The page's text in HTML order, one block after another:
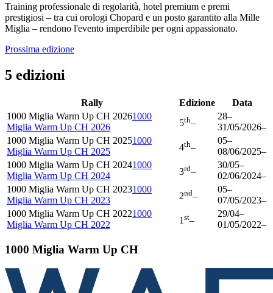
Training professionale di regolarità, hotel premium e premi
prestigiosi – tra cui orologi Chopard e un posto garantito alla Mille
Miglia – rendono l'evento imperdibile per ogni appassionato.
Prossima edizione
5 edizioni
Rally Edizione
Data
1000 Miglia Warm Up CH 20261000
Miglia Warm Up CH 2026
5th–
28–
31/05/2026–
1000 Miglia Warm Up CH 20251000
Miglia Warm Up CH 2025
4th–
05–
08/06/2025–
1000 Miglia Warm Up CH 20241000
Miglia Warm Up CH 2024
3rd–
30/05–
02/06/2024–
1000 Miglia Warm Up CH 20231000
Miglia Warm Up CH 2023
2nd–
05–
07/05/2023–
1000 Miglia Warm Up CH 20221000
Miglia Warm Up CH 2022
1 st–
29/04–
01/05/2022–
1000 Miglia Warm Up CH